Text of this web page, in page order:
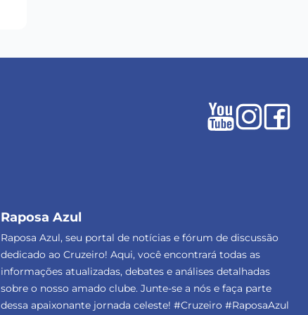
Raposa Azul
Raposa Azul, seu portal de notícias e fórum de discussão
dedicado ao Cruzeiro! Aqui, você encontrará todas as
informações atualizadas, debates e análises detalhadas
sobre o nosso amado clube. Junte-se a nós e faça parte
dessa apaixonante jornada celeste! #Cruzeiro #RaposaAzul